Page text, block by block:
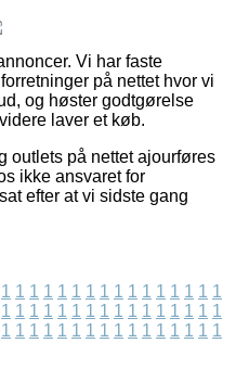
Vi har faste
på nettet hvor vi
og høster godtgørelse
laver et køb.
outlets på nettet ajourføres
ikke ansvaret for
efter at vi sidste gang
1 1 1 1 1 1 1 1 1 1 1 1 1 1 1 1
1 1 1 1 1 1 1 1 1 1 1 1 1 1 1 1
1 1 1 1 1 1 1 1 1 1 1 1 1 1 1 1